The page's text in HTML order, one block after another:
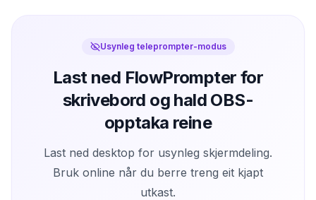
Usynleg teleprompter-modus
Last ned FlowPrompter for
skrivebord og hald OBS-
opptaka reine
Last ned desktop for usynleg skjermdeling.
Bruk online når du berre treng eit kjapt
utkast.